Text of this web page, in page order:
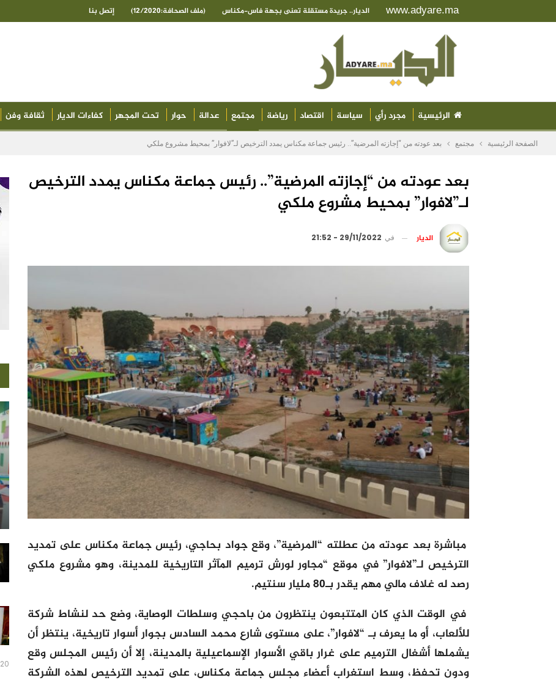
www.adyare.ma الديار.. جريدة مستقلة تعنى بجهة فاس-مكناس (ملف الصحافة:12/2020) إتصل بنا
الرئيسية مجرد رأي سياسة اقتصاد رياضة مجتمع عدالة حوار تحت المجهر كفاءات الديار ثقافة وفن
الصفحة الرئيسية مجتمع بعد عودته من “إجازته المرضية”.. رئيس جماعة مكناس يمدد الترخيص لـ”لافوار” بمحيط مشروع ملكي
بعد عودته من “إجازته المرضية”.. رئيس جماعة مكناس يمدد الترخيص
لـ”لافوار” بمحيط مشروع ملكي
الديار في 29/11/2022 - 21:52
مباشرة بعد عودته من عطلته “المرضية”، وقع جواد بحاجي، رئيس جماعة مكناس على تمديد
الترخيص لـ”لافوار” في موقع “مجاور لورش ترميم المآثر التاريخية للمدينة، وهو مشروع ملكي
رصد له غلاف مالي مهم يقدر بـ80 مليار سنتيم.
في الوقت الذي كان المتتبعون ينتظرون من باحجي وسلطات الوصاية، وضع حد لنشاط شركة
للألعاب، أو ما يعرف بـ “لافوار”، على مستوى شارع محمد السادس بجوار أسوار تاريخية، ينتظر أن
يشملها أشغال الترميم على غرار باقي الأسوار الإسماعيلية بالمدينة، إلا أن رئيس المجلس وقع
ودون تحفظ، وسط استغراب أعضاء مجلس جماعة مكناس، على تمديد الترخيص لهذه الشركة
20 ساعة منذ